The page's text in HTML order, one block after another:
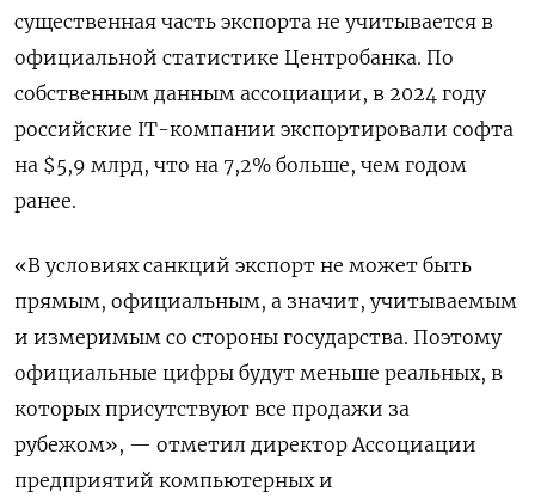
существенная часть экспорта не учитывается в
официальной статистике Центробанка. По
собственным данным ассоциации, в 2024 году
российские IT-компании экспортировали софта
на $5,9 млрд, что на 7,2% больше, чем годом
ранее.
«В условиях санкций экспорт не может быть
прямым, официальным, а значит, учитываемым
и измеримым со стороны государства. Поэтому
официальные цифры будут меньше реальных, в
которых присутствуют все продажи за
рубежом», — отметил директор Ассоциации
предприятий компьютерных и